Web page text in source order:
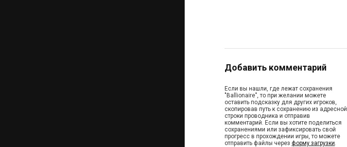
Добавить комментарий
Если вы нашли, где лежат сохранения
"Ballionaire", то при желании можете
оставить подсказку для других игроков,
скопировав путь к сохранению из адресной
строки проводника и отправив
комментарий. Если вы хотите поделиться
сохранениями или зафиксировать свой
прогресс в прохождении игры, то можете
отправить файлы через форму загрузки.